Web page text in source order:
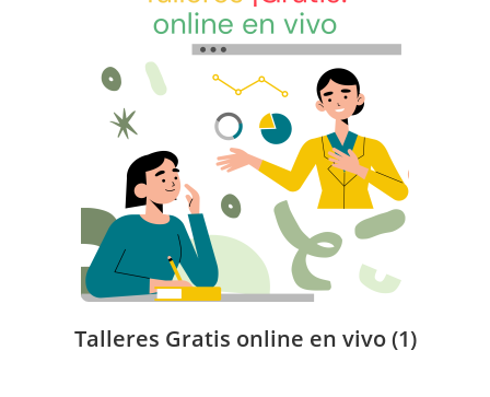
Talleres Gratis online en vivo(1)